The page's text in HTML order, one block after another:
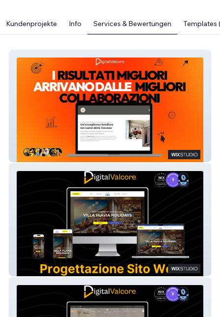
Kundenprojekte Info Services & Bewertungen Templates
MADAME FANNY
Villa Flavia